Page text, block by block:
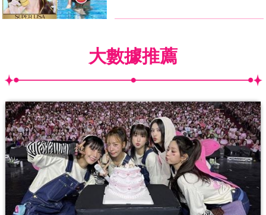
大數據推薦